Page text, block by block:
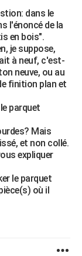
dans le
l'énoncé de la
en bois".
je suppose,
à neuf, c'est-
neuve, ou au
finition plan et
parquet
Mais
et non collé.
expliquer
le parquet
où il